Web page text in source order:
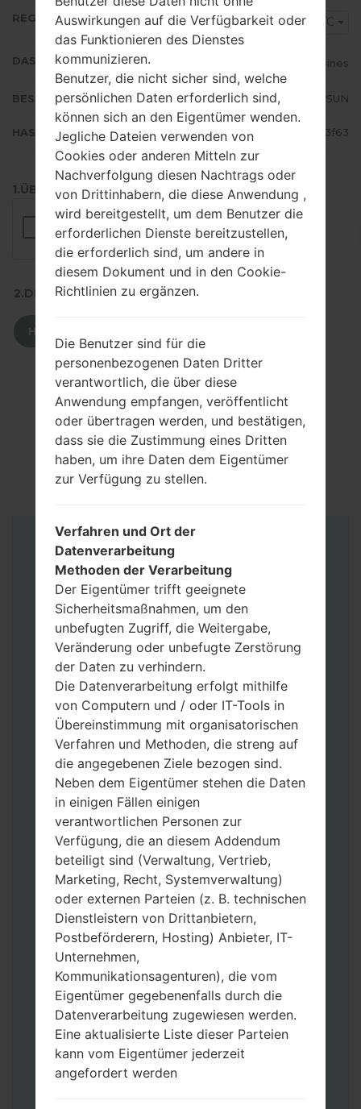
REGION XTC
DAS LAND Philippines
BESCHREIBUNG Globe, ABS-CBN, Smart, SUN
HASH dbedb2a336f25823875d014af673f63
1.ÜBERPRÜFEN SIE AUF RECAPTCHA
2.DRÜCKEN SIE ZUM HERUNTERLADEN
Anleitung
Laden Sie auf Ihren PC:
Version herunter.
Dann laden Sie die Firmware-Datei
herunter und entpacken Sie sie.
Sie brauchen 1(wählen Sie hier 1 Firmware-
Datei aus) oder 5 (wählen Sie 5 Firmware-
Dateien aus) Firmware-Dateien:
AP: „System & Recovery“
CP: „Modem & Radio“
CSC_***: „Country & Region & Operator“
HOME_CSC_***: „Country & Region &
Operator“
Fügen Sie dem Programm Odin 3 alle
Dateien hinzu.
Wenn Sie das Telefon flashen und auf die
Auswirkungen auf die Verfügbarkeit oder
das Funktionieren des Dienstes
kommunizieren.
Benutzer, die nicht sicher sind, welche
persönlichen Daten erforderlich sind,
können sich an den Eigentümer wenden.
Jegliche Dateien verwenden von
Cookies oder anderen Mitteln zur
Nachverfolgung diesen Nachtrags oder
von Drittinhabern, die diese Anwendung ,
wird bereitgestellt, um dem Benutzer die
erforderlichen Dienste bereitzustellen,
die erforderlich sind, um andere in
diesem Dokument und in den Cookie-
Richtlinien zu ergänzen.
Die Benutzer sind für die
personenbezogenen Daten Dritter
verantwortlich, die über diese
Anwendung empfangen, veröffentlicht
oder übertragen werden, und bestätigen,
dass sie die Zustimmung eines Dritten
haben, um ihre Daten dem Eigentümer
zur Verfügung zu stellen.
Verfahren und Ort der
Datenverarbeitung
Methoden der Verarbeitung
Der Eigentümer trifft geeignete
Sicherheitsmaßnahmen, um den
unbefugten Zugriff, die Weitergabe,
Veränderung oder unbefugte Zerstörung
der Daten zu verhindern.
Die Datenverarbeitung erfolgt mithilfe
von Computern und / oder IT-Tools in
Übereinstimmung mit organisatorischen
Verfahren und Methoden, die streng auf
die angegebenen Ziele bezogen sind.
Neben dem Eigentümer stehen die Daten
in einigen Fällen einigen
verantwortlichen Personen zur
Verfügung, die an diesem Addendum
beteiligt sind (Verwaltung, Vertrieb,
Marketing, Recht, Systemverwaltung)
oder externen Parteien (z. B. technischen
Dienstleistern von Drittanbietern,
Postbeförderern, Hosting) Anbieter, IT-
Unternehmen,
Kommunikationsagenturen), die vom
Eigentümer gegebenenfalls durch die
Datenverarbeitung zugewiesen werden.
Eine aktualisierte Liste dieser Parteien
kann vom Eigentümer jederzeit
angefordert werden